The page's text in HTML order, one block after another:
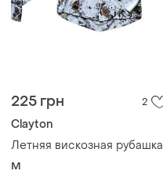
225 грн 2
Clayton
Летняя вискозная рубашка
M